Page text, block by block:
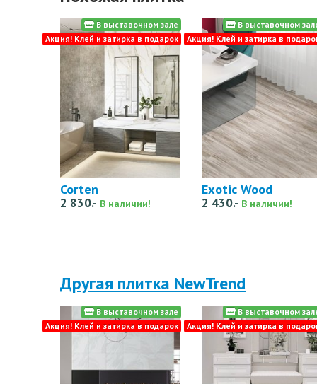
Corten
2 830.- В наличии!
В выставочном зале
Акция! Клей и затирка в подарок
Exotic Wood
2 430.- В наличии!
В выставочном
Акция! Клей и затирка в
Другая плитка NewTrend
В выставочном зале
Акция! Клей и затирка в подарок
В выставочном
Акция! Клей и затирка в